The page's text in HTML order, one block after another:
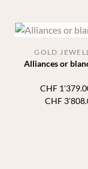
Alliances or
GOLD
CHF
CHF